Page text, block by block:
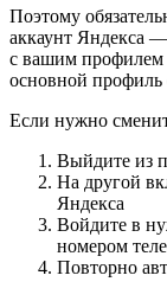
Поэтому
аккаунт Яндекса —
с вашим профилем
основной
Если нужно
Выйдите из
На другой
Яндекса
Войдите в
номером
Повторно